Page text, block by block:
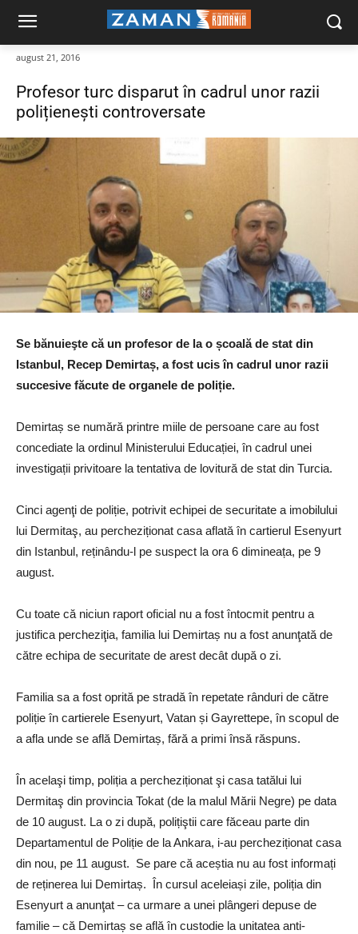
august 21, 2016
Profesor turc disparut în cadrul unor razii
polițieneşti controversate
Se bănuieşte că un profesor de la o școală de stat din
Istanbul, Recep Demirtaș, a fost ucis în cadrul unor razii
succesive făcute de organele de poliție.
Demirtaș se numără printre miile de persoane care au fost
concediate la ordinul Ministerului Educației, în cadrul unei
investigații privitoare la tentativa de lovitură de stat din Turcia.
Cinci agenţi de poliție, potrivit echipei de securitate a imobilului
lui Dermitaş, au percheziționat casa aflată în cartierul Esenyurt
din Istanbul, reținându-l pe suspect la ora 6 dimineața, pe 9
august.
Cu toate că niciun raport oficial nu a fost întocmit pentru a
justifica percheziţia, familia lui Demirtaș nu a fost anunţată de
către echipa de securitate de arest decât după o zi.
Familia sa a fost oprită pe stradă în repetate rânduri de către
poliție în cartierele Esenyurt, Vatan și Gayrettepe, în scopul de
a afla unde se află Demirtaș, fără a primi însă răspuns.
În acelaşi timp, poliția a percheziționat şi casa tatălui lui
Dermitaş din provincia Tokat (de la malul Mării Negre) pe data
de 10 august. La o zi după, polițiştii care făceau parte din
Departamentul de Poliție de la Ankara, i-au percheziționat casa
din nou, pe 11 august. Se pare că aceștia nu au fost informați
de reținerea lui Demirtaș. În cursul aceleiași zile, poliția din
Esenyurt a anunţat – ca urmare a unei plângeri depuse de
familie – că Demirtaș se află în custodie la unitatea anti-